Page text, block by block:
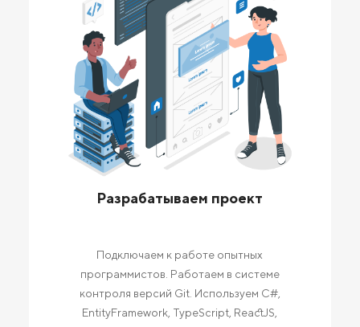
Разрабатываем проект
Подключаем к работе опытных
программистов. Работаем в системе
контроля версий Git. Используем C#,
EntityFramework, TypeScript, ReactJS,